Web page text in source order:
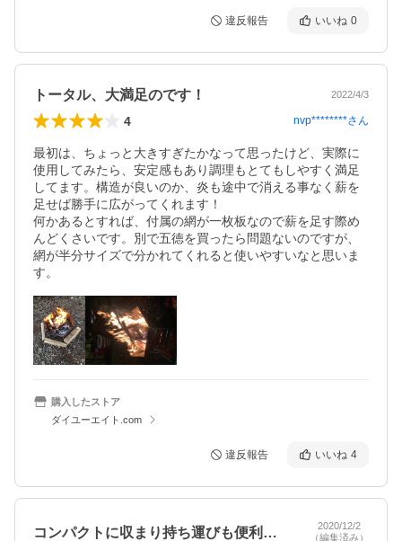
違反報告 いいね 0
トータル、大満足のです！ 2022/4/3
4 nvp********さん
最初は、ちょっと大きすぎたかなって思ったけど、実際に
使用してみたら、安定感もあり調理もとてもしやすく満足
してます。構造が良いのか、炎も途中で消える事なく薪を
足せば勝手に広がってくれます！
何かあるとすれば、付属の網が一枚板なので薪を足す際め
んどくさいです。別で五徳を買ったら問題ないのですが、
網が半分サイズで分かれてくれると使いやすいなと思いま
す。
購入したストア
ダイユーエイト.com
違反報告 いいね 4
コンパクトに収まり持ち運びも便利で、今…
2020/12/2
（編集済み）